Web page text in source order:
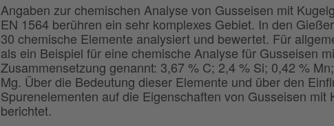
Angaben zur chemischen Analyse von Gusseisen mit
EN 1564 berühren ein sehr komplexes Gebiet. In den
30 chemische Elemente analysiert und bewertet. Für
als ein Beispiel für eine chemische Analyse für Gusseisen
Zusammensetzung genannt: 3,67 % C; 2,4 % Si; 0,42 %
Mg. Über die Bedeutung dieser Elemente und über den
Spurenelementen auf die Eigenschaften von Gusseisen
berichtet.